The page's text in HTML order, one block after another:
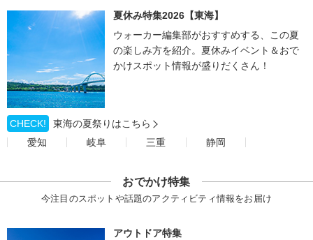
夏休み特集2026【東海】
ウォーカー編集部がおすすめする、この夏
の楽しみ方を紹介。夏休みイベント＆おで
かけスポット情報が盛りだくさん！
CHECK!
東海の夏祭りはこちら
愛知
岐阜 三重 静岡
おでかけ特集
今注目のスポットや話題のアクティビティ情報をお届け
アウトドア特集